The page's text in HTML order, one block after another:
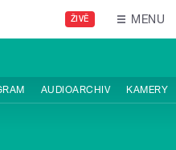
ŽIVĚ MENU
AUDIOARCHIV KAMERY